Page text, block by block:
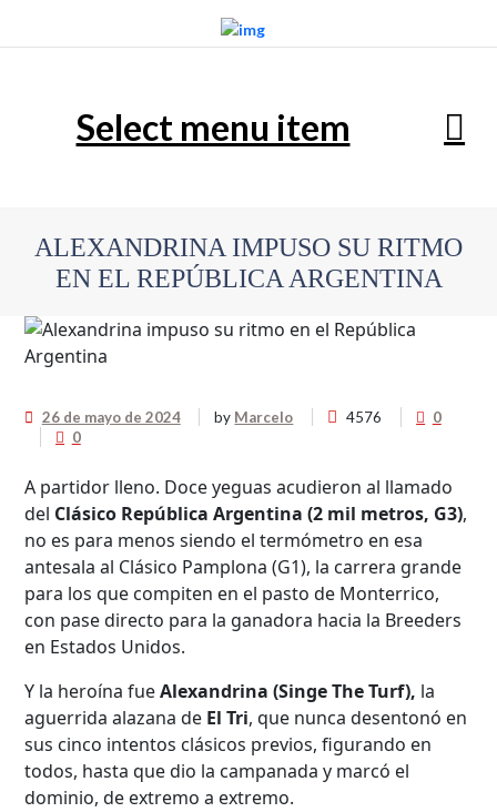
Select menu item
ALEXANDRINA IMPUSO SU RITMO
EN EL REPÚBLICA ARGENTINA
26 de mayo de 2024 by Marcelo 4576
0
0
A partidor lleno. Doce yeguas acudieron al llamado
del Clásico República Argentina (2 mil metros, G3),
no es para menos siendo el termómetro en esa
antesala al Clásico Pamplona (G1), la carrera grande
para los que compiten en el pasto de Monterrico,
con pase directo para la ganadora hacia la Breeders
en Estados Unidos.
Y la heroína fueAlexandrina (Singe The Turf), la
aguerrida alazana de El Tri, que nunca desentonó en
sus cinco intentos clásicos previos, figurando en
todos, hasta que dio la campanada y marcó el
dominio, de extremo a extremo.